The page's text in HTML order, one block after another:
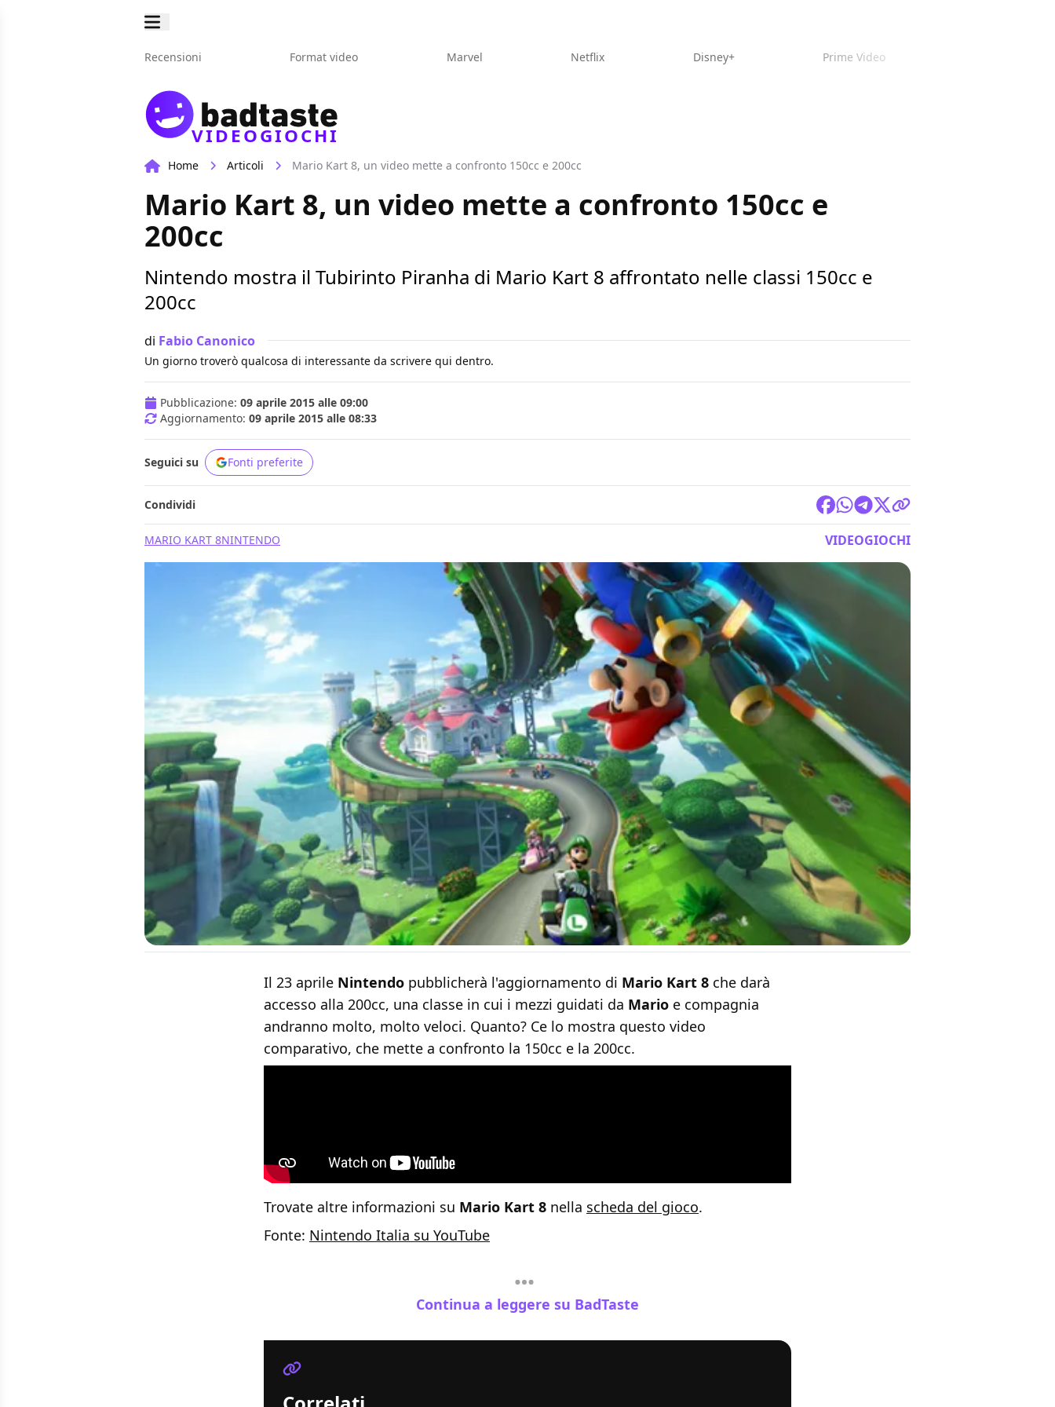
Recensioni Format video Marvel Netflix Disney+ Prime Video
VIDEOGIOCHI
Home Articoli Mario Kart 8, un video mette a confronto 150cc e 200cc
Mario Kart 8, un video mette a confronto 150cc e
200cc
Nintendo mostra il Tubirinto Piranha di Mario Kart 8 affrontato nelle classi 150cc e
200cc
di Fabio Canonico
Un giorno troverò qualcosa di interessante da scrivere qui dentro.
Pubblicazione: 09 aprile 2015 alle 09:00
Aggiornamento: 09 aprile 2015 alle 08:33
Seguici su Fonti preferite
Condividi
MARIO KART 8NINTENDO VIDEOGIOCHI
Il 23 aprile Nintendo pubblicherà l'aggiornamento di Mario Kart 8 che darà
accesso alla 200cc, una classe in cui i mezzi guidati da Mario e compagnia
andranno molto, molto veloci. Quanto? Ce lo mostra questo video
comparativo, che mette a confronto la 150cc e la 200cc.
Trovate altre informazioni su Mario Kart 8 nella scheda del gioco.
Fonte: Nintendo Italia su YouTube
Continua a leggere su BadTaste